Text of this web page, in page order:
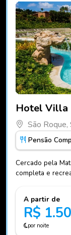
Hotel Villa
São Roque,
Pensão
Cercado pela
completa e
A partir de
R$
por noite